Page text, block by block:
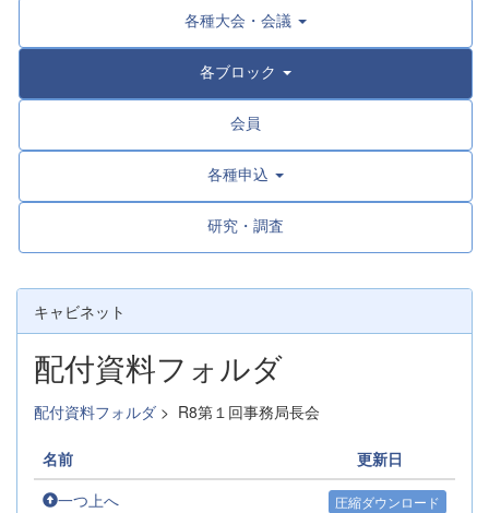
各種大会・会議
各ブロック
会員
各種申込
研究・調査
キャビネット
配付資料フォルダ
配付資料フォルダ > R8第１回事務局長会
名前
更新日
一つ上へ
圧縮ダウンロード